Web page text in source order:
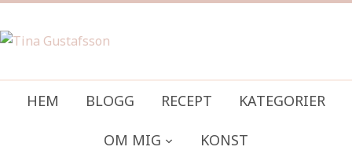
HEM BLOGG RECEPT KATEGORIER
OM MIG KONST